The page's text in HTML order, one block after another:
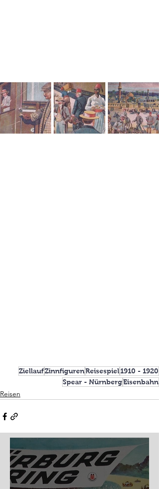
ZiellaufZinnfigurenReisespiel1910 - 1920
Spear - NürnbergEisenbahn
Reisen